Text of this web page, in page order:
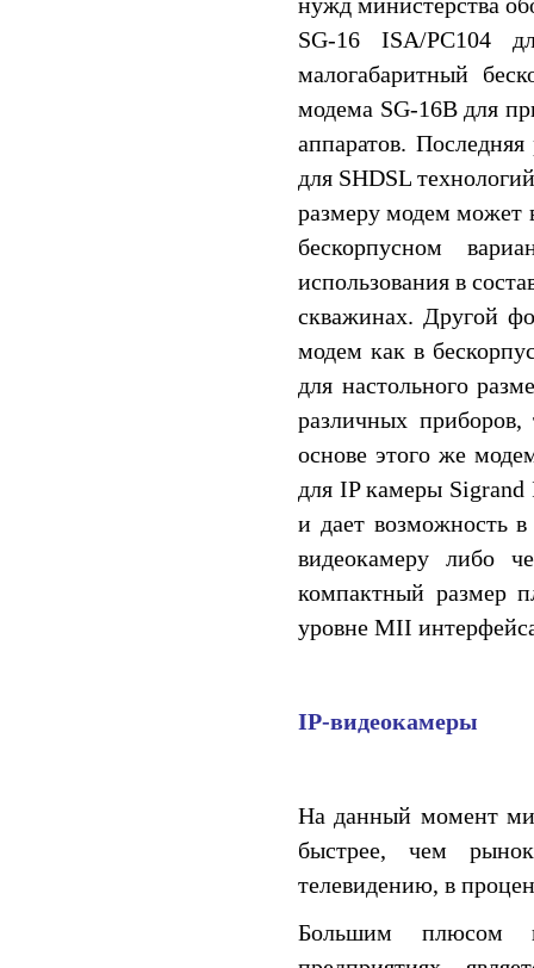
SG-16 ISA/PC104
малогабаритный
модема SG-16B для
аппаратов.
для SHDSL
размеру модем может
бескорпусном
использования в
скважинах. Другой
модем как в
для настольного
различных
основе этого же
для IP камеры
и дает возможность
видеокамеру либо
компактный размер
уровне MII
IP-видеокамеры
На данный момент
быстрее, чем
телевидению, в
Большим плюсом